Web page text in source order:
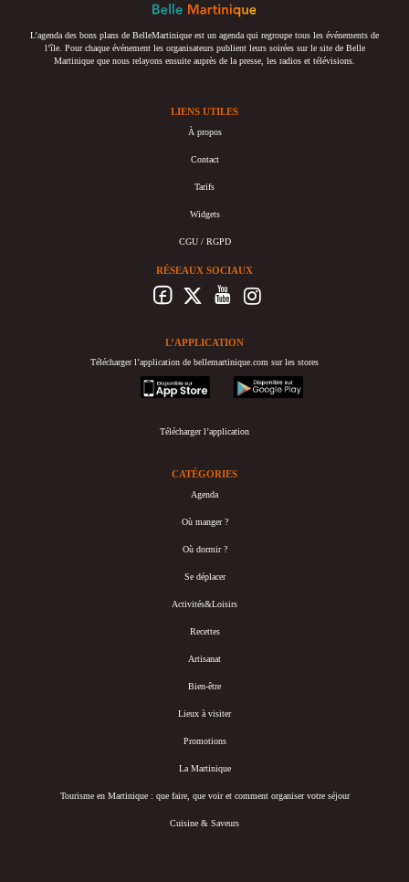
L’agenda des bons plans de BelleMartinique est un agenda qui regroupe tous les événements de
l’île. Pour chaque événement les organisateurs publient leurs soirées sur le site de Belle
Martinique que nous relayons ensuite auprès de la presse, les radios et télévisions.
LIENS UTILES
À propos
Contact
Tarifs
Widgets
CGU / RGPD
RÉSEAUX SOCIAUX
L’APPLICATION
Télécharger l’application de bellemartinique.com sur les stores
appstore
googleplay
Télécharger l’application
CATÉGORIES
Agenda
Où manger ?
Où dormir ?
Se déplacer
Activités&Loisirs
Recettes
Artisanat
Bien-être
Lieux à visiter
Promotions
La Martinique
Tourisme en Martinique : que faire, que voir et comment organiser votre séjour
Cuisine & Saveurs